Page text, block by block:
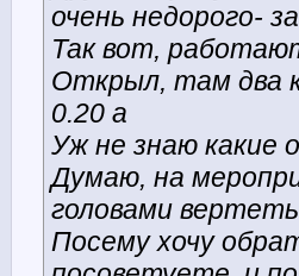
очень недорого-
Так вот,
Открыл, там два
0.20 а
Уж не знаю какие
Думаю, на
головами
Посему хочу